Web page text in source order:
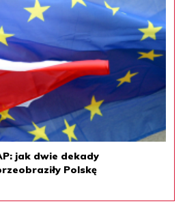
jak dwie dekady
Polskę